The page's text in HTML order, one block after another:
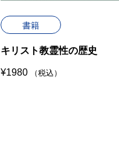
書籍
キリスト教霊性の歴史
¥1980 （税込）